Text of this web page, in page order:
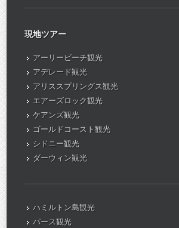
現地ツアー
アーリービーチ観光
アデレード観光
アリススプリングス観光
エアーズロック観光
ケアンズ観光
ゴールドコースト観光
シドニー観光
ダーウィン観光
ハミルトン島観光
パース観光